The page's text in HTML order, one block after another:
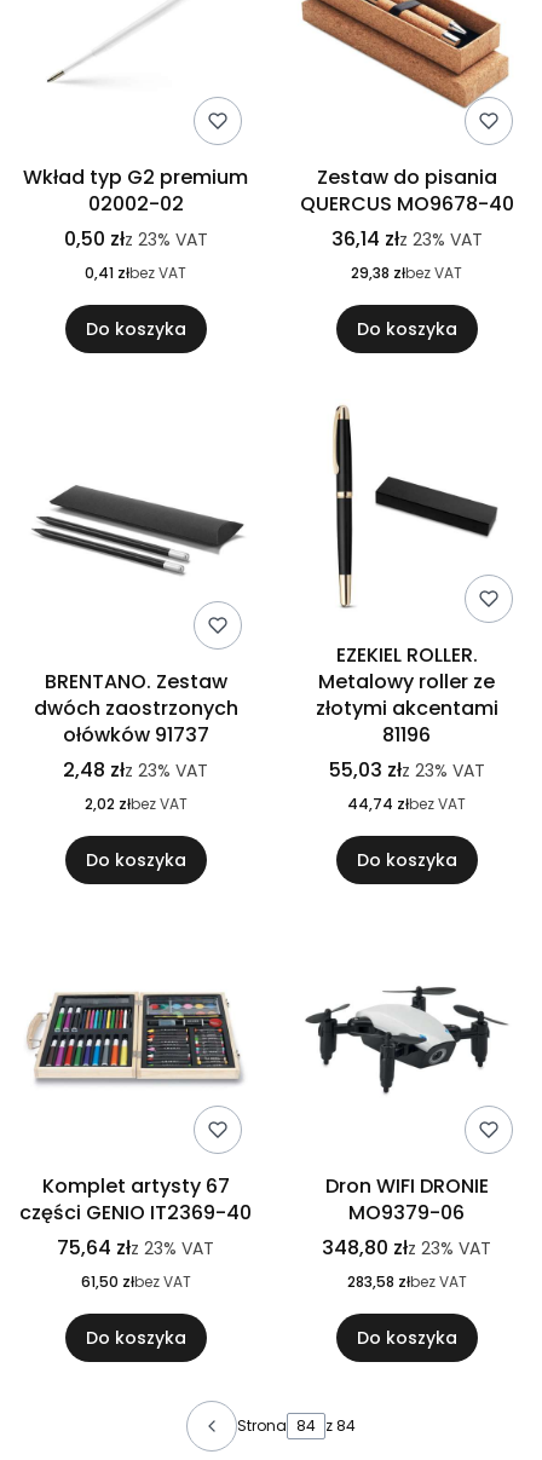
Wkład typ G2 premium
02002-02
0,50 złz 23% VAT
0,41 złbez VAT
Do koszyka
Zestaw do pisania
QUERCUS MO9678-40
36,14 złz 23% VAT
29,38 złbez VAT
Do koszyka
BRENTANO. Zestaw
dwóch zaostrzonych
ołówków 91737
2,48 złz 23% VAT
2,02 złbez VAT
Do koszyka
EZEKIEL ROLLER.
Metalowy roller ze
złotymi akcentami
81196
55,03 złz 23% VAT
44,74 złbez VAT
Do koszyka
Komplet artysty 67
części GENIO IT2369-40
75,64 złz 23% VAT
61,50 złbez VAT
Do koszyka
Dron WIFI DRONIE
MO9379-06
348,80 złz 23% VAT
283,58 złbez VAT
Do koszyka
Strona z 84